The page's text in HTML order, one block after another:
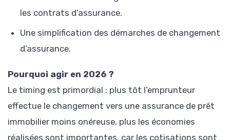
les contrats d’assurance.
Une simplification des démarches de changement
d’assurance.
Pourquoi agir en 2026 ?
Le timing est primordial : plus tôt l’emprunteur
effectue le changement vers une assurance de prêt
immobilier moins onéreuse, plus les économies
réalisées sont importantes, car les cotisations sont